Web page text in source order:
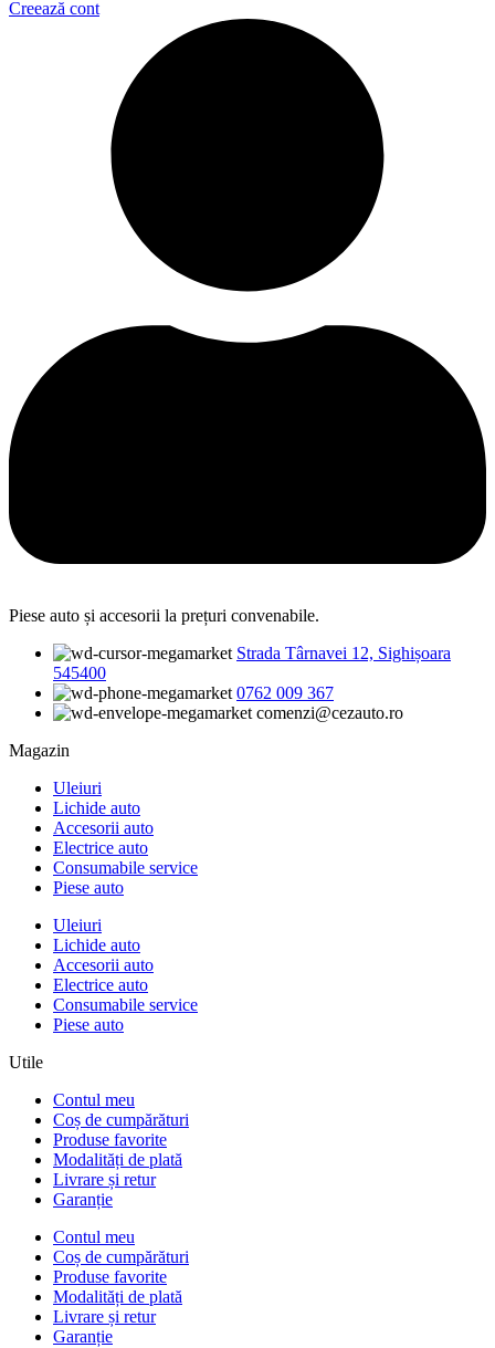
Creează cont
Piese auto și accesorii la prețuri convenabile.
Strada Târnavei 12, Sighișoara
545400
0762 009 367
comenzi@cezauto.ro
Magazin
Uleiuri
Lichide auto
Accesorii auto
Electrice auto
Consumabile service
Piese auto
Uleiuri
Lichide auto
Accesorii auto
Electrice auto
Consumabile service
Piese auto
Utile
Contul meu
Coș de cumpărături
Produse favorite
Modalități de plată
Livrare și retur
Garanție
Contul meu
Coș de cumpărături
Produse favorite
Modalități de plată
Livrare și retur
Garanție